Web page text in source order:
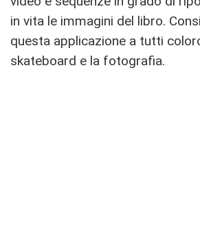
in vita le immagini del libro.
questa applicazione a tutti
skateboard e la fotografia.